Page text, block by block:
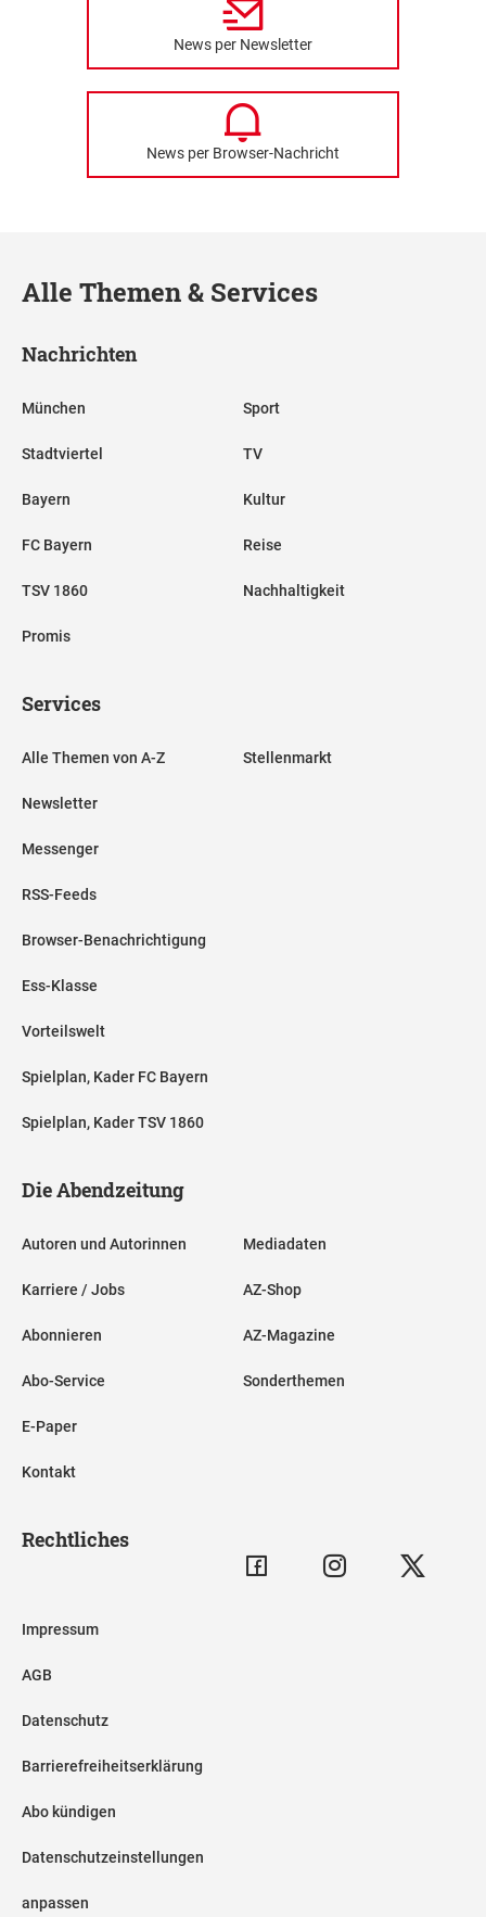
News per Newsletter
News per Browser-Nachricht
Alle Themen & Services
Nachrichten
München
Stadtviertel
Bayern
FC Bayern
TSV 1860
Promis
Sport
TV
Kultur
Reise
Nachhaltigkeit
Services
Alle Themen von A-Z
Newsletter
Messenger
RSS-Feeds
Browser-Benachrichtigung
Ess-Klasse
Vorteilswelt
Spielplan, Kader FC Bayern
Spielplan, Kader TSV 1860
Stellenmarkt
Die Abendzeitung
Autoren und Autorinnen
Karriere / Jobs
Abonnieren
Abo-Service
E-Paper
Kontakt
Mediadaten
AZ-Shop
AZ-Magazine
Sonderthemen
Rechtliches
Impressum
AGB
Datenschutz
Barrierefreiheitserklärung
Abo kündigen
Datenschutzeinstellungen
anpassen